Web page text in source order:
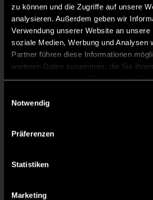
zu können und die Zugriffe auf unsere
analysieren. Außerdem geben wir
Verwendung unserer Website an unsere
soziale Medien, Werbung und Analysen
Partner führen diese Informationen
weiteren Daten zusammen, die Sie
Notwendig
Präferenzen
Statistiken
Marketing
1:0 Evelin Goldberg, 5’
2:0 Mira Kuhbandner, 8’
3:0 Mira Kuhbandner, 9’
5:2
Svea Mertens, 17’